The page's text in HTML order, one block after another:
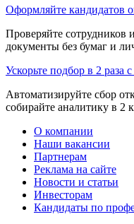
Оформляйте кандидатов
Проверяйте сотрудников
документы без бумаг и
Ускорьте подбор в 2 раза
Автоматизируйте сбор
собирайте аналитику в 2
О компании
Наши вакансии
Партнерам
Реклама на сайте
Новости и статьи
Инвесторам
Кандидаты по